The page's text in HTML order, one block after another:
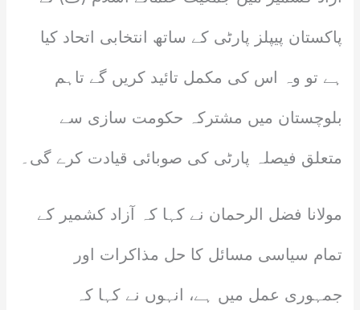
پاکستان پیپلز پارٹی کے ساتھ انتخابی اتحاد کیا
ہے تو وہ اس کی مکمل تائید کریں گے تاہم
بلوچستان میں مشترکہ حکومت سازی سے
متعلق فیصلہ پارٹی کی صوبائی قیادت کرے گی۔
مولانا فضل الرحمان نے کہا کہ آزاد کشمیر کے
تمام سیاسی مسائل کا حل مذاکرات اور
جمہوری عمل میں ہے، انہوں نے کہا کہ